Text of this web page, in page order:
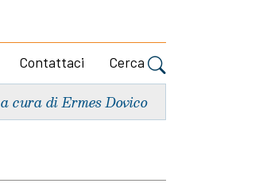
Contattaci Cerca
a cura di Ermes Dovico